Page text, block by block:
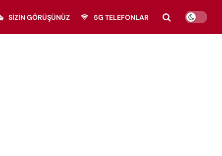
SIZIN GÖRÜŞÜNÜZ 5G TELEFONLAR